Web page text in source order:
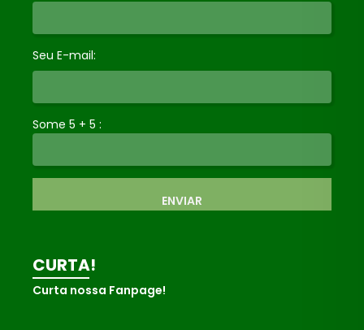
Seu E-mail:
Some 5 + 5 :
ENVIAR
CURTA!
Curta nossa Fanpage!